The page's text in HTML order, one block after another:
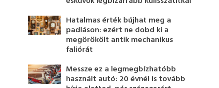
Hatalmas érték bújhat meg a
padláson: ezért ne dobd ki a
megörökölt antik mechanikus
faliórát
Messze ez a legmegbízhatóbb
használt autó: 20 évnél is tovább